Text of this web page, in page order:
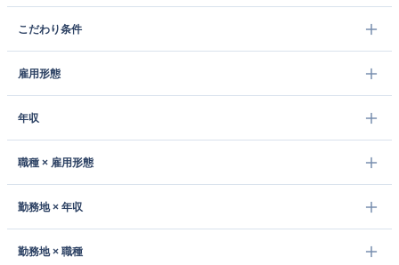
こだわり条件
雇用形態
年収
職種 × 雇用形態
勤務地 × 年収
勤務地 × 職種